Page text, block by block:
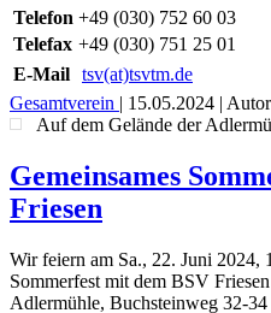
Telefon +49 (030) 752 60 03
Telefax +49 (030) 751 25 01
E-Mail tsv(at)tsvtm.de
Gesamtverein
15.05.2024 |
Auf dem Gelände der
Gemeinsames
Friesen
Wir feiern am Sa., 22. Juni 2024,
Sommerfest mit dem BSV
Adlermühle, Buchsteinweg 32-